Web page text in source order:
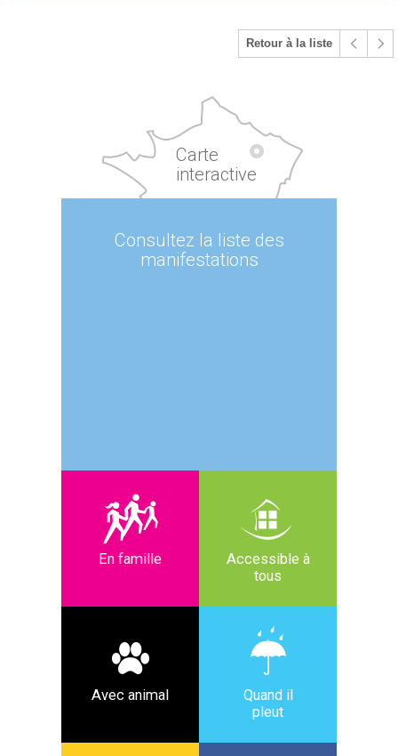
Retour à la liste
Carte
interactive
Consultez la liste des
manifestations
En famille
Accessible à
tous
Avec animal
Quand il
pleut